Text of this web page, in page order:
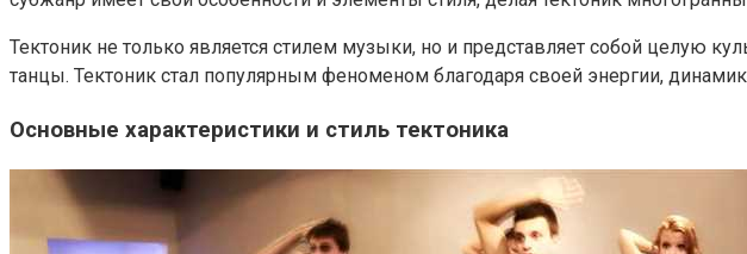
Тектоник не только является стилем музыки, но и представляет собой целую
танцы. Тектоник стал популярным феноменом благодаря своей энергии,
Основные характеристики и стиль тектоника